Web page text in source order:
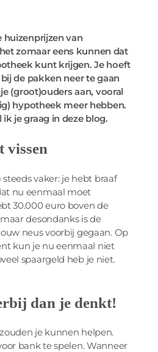
huizenprijzen van
zomaar eens kunnen dat
kunt krijgen. Je hoeft
de pakken neer te gaan
(groot)ouders aan, vooral
hypotheek meer hebben.
je graag in deze blog.
vissen
vaker: je hebt braaf
nu eenmaal moet
30.000 euro boven de
desondanks is de
neus voorbij gegaan. Op
kun je nu eenmaal niet
spaargeld heb je niet.
dan je denkt!
je kunnen helpen.
bank te spelen. Wanneer